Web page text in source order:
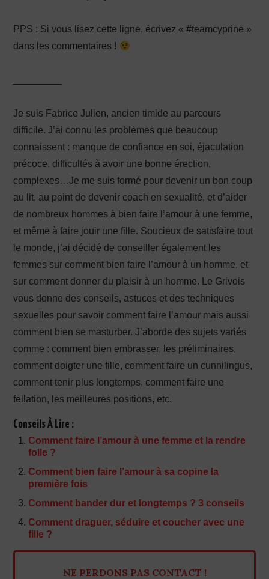
PPS : Si vous lisez cette ligne, écrivez « #teamcyprine »
dans les commentaires !
Je suis Fabrice Julien, ancien timide au parcours
difficile. J’ai connu les problèmes que beaucoup
connaissent : manque de confiance en soi, éjaculation
précoce, difficultés à avoir une bonne érection,
complexes…Je me suis formé pour devenir un bon coup
au lit, au point de devenir coach en sexualité, et d’aider
de nombreux hommes à bien faire l’amour à une femme,
et même à faire jouir une fille. Soucieux de satisfaire tout
le monde, j’ai décidé de conseiller également les
femmes sur comment bien faire l’amour à un homme, et
sur comment donner du plaisir à un homme. Le Grivois
vous donne des conseils, astuces et des techniques
sexuelles pour savoir comment faire l’amour mais aussi
comment bien se masturber. J’aborde des sujets variés
comme : comment bien embrasser, les préliminaires,
comment doigter une fille, comment faire un cunnilingus,
comment tenir plus longtemps, comment faire une
fellation, les meilleures positions, etc.
Conseils À Lire :
Comment faire l’amour à une femme et la rendre
folle ?
Comment bien faire l’amour à sa copine la
première fois
Comment bander dur et longtemps ? 3 conseils
Comment draguer, séduire et coucher avec une
fille ?
NE PERDONS PAS CONTACT !